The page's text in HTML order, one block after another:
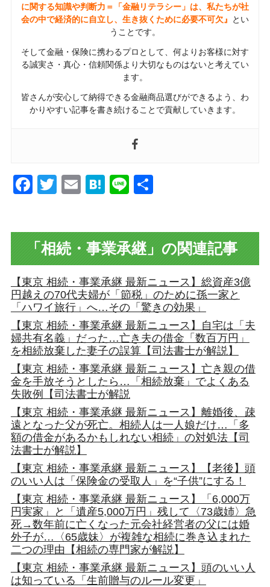
に関する知識や判断力＝「金融リテラシー」は、私たちが社
会の中で経済的に自立し、生き抜くために必要不可欠』
とい
うことです。
そして金融・保険に携わるプロとして、何よりお客様に対す
る誠実さ・真心・信頼関係より大切なものはないと考えてい
ます。
皆さんが安心して納得できる金融商品選びができるよう、わ
かりやすい記事を書き続けることで貢献していきます。
Facebook
Twitter
EmailHatena
Line共
「相続・事業承継」の関連記事
【東京 相続・事業承継 最新ニュース】総資産3億
円越えの70代夫婦が「節税」のために孫一家と
「ハワイ旅行」へ…その「驚きの効果」
【東京 相続・事業承継 最新ニュース】自宅は「夫
婦共有名義」だった…亡き夫の借金「数百万円」
を相続放棄した妻子の誤算【司法書士が解説】
【東京 相続・事業承継 最新ニュース】亡き親の借
金を手放そうとしたら…「相続放棄」でよくある
失敗例【司法書士が解説
【東京 相続・事業承継 最新ニュース】離婚後、疎
遠となった父が死亡。相続人は一人娘だけ…「多
額の借金があるかもしれない相続」の対処法【司
法書士が解説】
【東京 相続・事業承継 最新ニュース】【老後】頭
のいい人は「保険金の受取人」を“子供”にする！
【東京 相続・事業承継 最新ニュース】「6,000万
円実家」と「遺産5,000万円」残して〈73歳姉〉急
死→数年前に亡くなった元会社経営者の父には婚
外子が…〈65歳妹〉が複雑な相続に巻き込まれた
二つの理由【相続の専門家が解説】
【東京 相続・事業承継 最新ニュース】頭のいい人
は知っている「生前贈与のルール変更」